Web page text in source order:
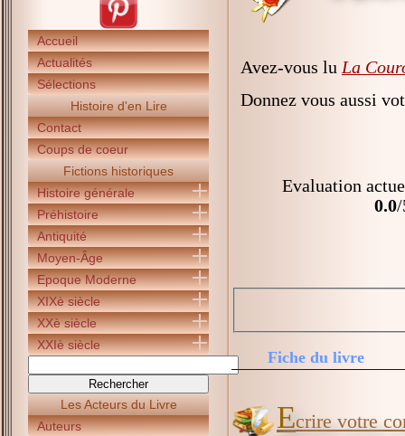
Accueil
Actualités
Sélections
Histoire d'en Lire
Contact
Coups de coeur
Fictions historiques
Histoire générale
Préhistoire
Antiquité
Moyen-Âge
Epoque Moderne
XIXè siècle
XXè siècle
XXIè siècle
Les Acteurs du Livre
Auteurs
Avez-vous lu La
Donnez vous aussi
Evaluation
0.0/
Fiche du livre
Ecrire votre